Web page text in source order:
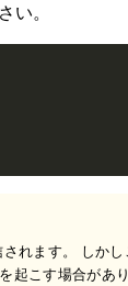
い。
れます。 しかし
起こす場合があり